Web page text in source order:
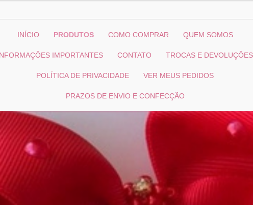
INÍCIO PRODUTOS COMO COMPRAR QUEM SOMOS
IMPORTANTES CONTATO TROCAS E DEVOLUÇÕES
POLÍTICA DE PRIVACIDADE VER MEUS PEDIDOS
PRAZOS DE ENVIO E CONFECÇÃO